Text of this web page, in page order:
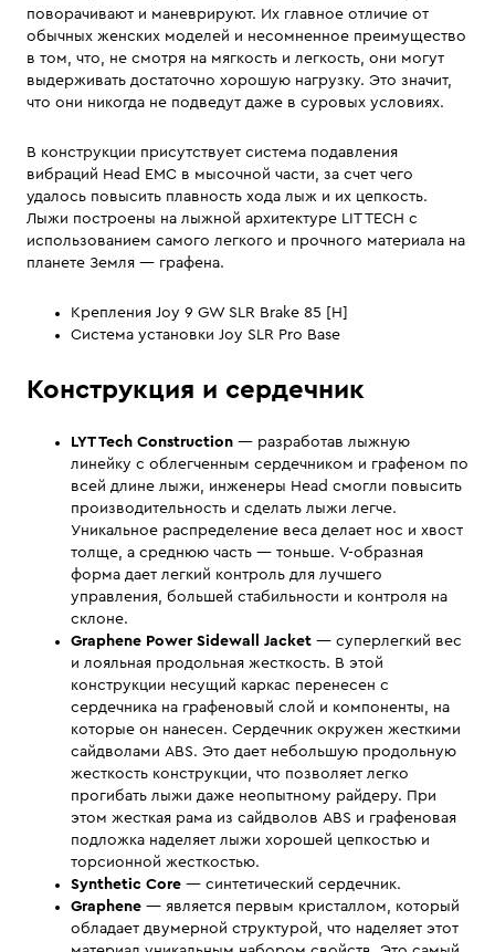
поворачивают и маневрируют. Их главное отличие от
обычных женских моделей и несомненное преимущество
в том, что, не смотря на мягкость и легкость, они могут
выдерживать достаточно хорошую нагрузку. Это значит,
что они никогда не подведут даже в суровых условиях.
В конструкции присутствует система подавления
вибраций Head EMC в мысочной части, за счет чего
удалось повысить плавность хода лыж и их цепкость.
Лыжи построены на лыжной архитектуре LIT TECH с
использованием самого легкого и прочного материала на
планете Земля — графена.
Крепления Joy 9 GW SLR Brake 85 [H]
Система установки Joy SLR Pro Base
Конструкция и сердечник
LYT Tech Construction — разработав лыжную
линейку с облегченным сердечником и графеном по
всей длине лыжи, инженеры Head смогли повысить
производительность и сделать лыжи легче.
Уникальное распределение веса делает нос и хвост
толще, а среднюю часть — тоньше. V-образная
форма дает легкий контроль для лучшего
управления, большей стабильности и контроля на
склоне.
Graphene Power Sidewall Jacket — суперлегкий вес
и лояльная продольная жесткость. В этой
конструкции несущий каркас перенесен с
сердечника на графеновый слой и компоненты, на
которые он нанесен. Cердечник окружен жесткими
сайдволами ABS. Это дает небольшую продольную
жесткость конструкции, что позволяет легко
прогибать лыжи даже неопытному райдеру. При
этом жесткая рама из сайдволов ABS и графеновая
подложка наделяет лыжи хорошей цепкостью и
торсионной жесткостью.
Synthetic Core — синтетический сердечник.
Graphene — является первым кристаллом, который
обладает двумерной структурой, что наделяет этот